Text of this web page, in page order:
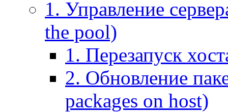
1. Управление
the pool)
1. Перезапуск
2. Обновление
packages on host)